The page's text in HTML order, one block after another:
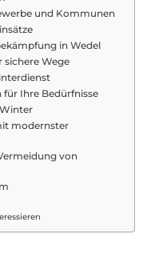
und Kommunen
in Wedel
sichere Wege
für Ihre Bedürfnisse
modernster
von